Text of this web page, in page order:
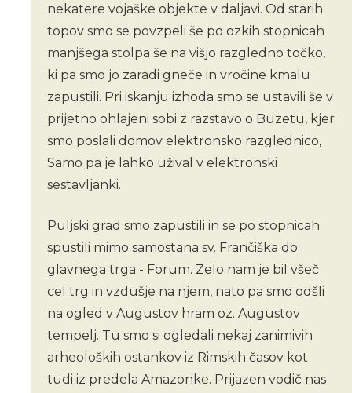
nekatere vojaške objekte v daljavi. Od starih
topov smo se povzpeli še po ozkih stopnicah
manjšega stolpa še na višjo razgledno točko,
ki pa smo jo zaradi gneče in vročine kmalu
zapustili. Pri iskanju izhoda smo se ustavili še v
prijetno ohlajeni sobi z razstavo o Buzetu, kjer
smo poslali domov elektronsko razglednico,
Samo pa je lahko užival v elektronski
sestavljanki.
Puljski grad smo zapustili in se po stopnicah
spustili mimo samostana sv. Frančiška do
glavnega trga - Forum. Zelo nam je bil všeč
cel trg in vzdušje na njem, nato pa smo odšli
na ogled v Augustov hram oz. Augustov
tempelj. Tu smo si ogledali nekaj zanimivih
arheoloških ostankov iz Rimskih časov kot
tudi iz predela Amazonke. Prijazen vodič nas